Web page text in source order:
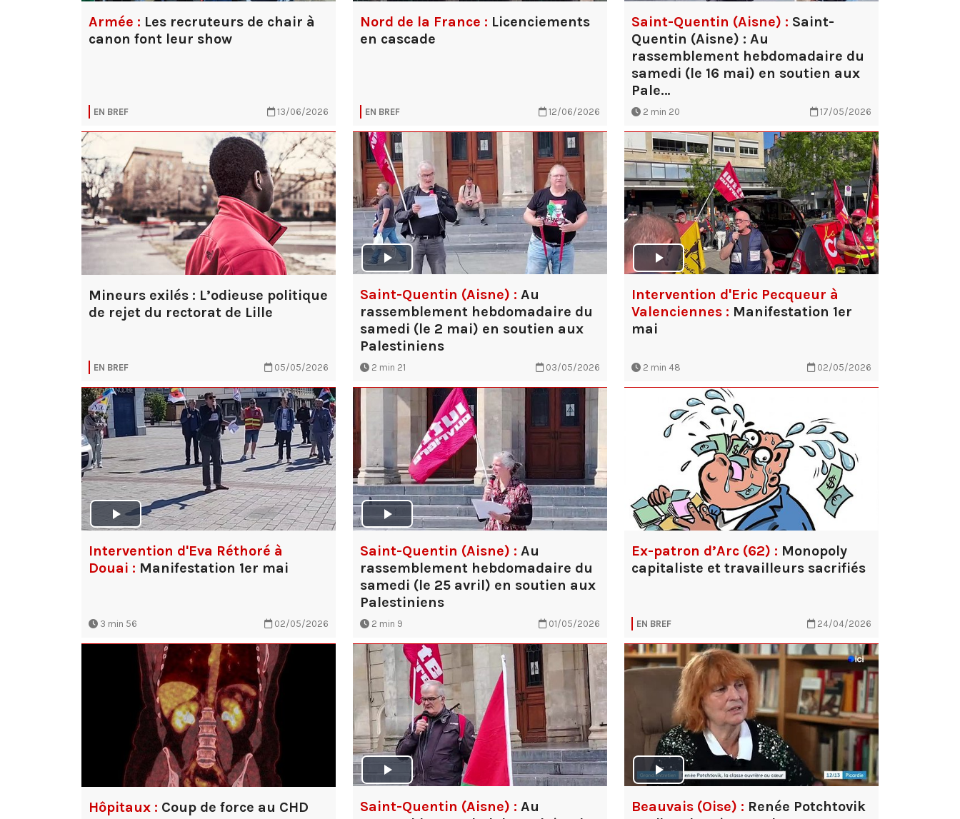
Armée : Les recruteurs de chair à
canon font leur show
EN BREF 13/06/2026
Nord de la France : Licenciements
en cascade
EN BREF 12/06/2026
Saint-Quentin (Aisne) : Saint-
Quentin (Aisne) : Au
rassemblement hebdomadaire du
samedi (le 16 mai) en soutien aux
Pale…
2 min 20 17/05/2026
Mineurs exilés : L’odieuse politique
de rejet du rectorat de Lille
EN BREF 05/05/2026
Saint-Quentin (Aisne) : Au
rassemblement hebdomadaire du
samedi (le 2 mai) en soutien aux
Palestiniens
2 min 21 03/05/2026
Intervention d'Eric Pecqueur à
Valenciennes : Manifestation 1er
mai
2 min 48 02/05/2026
Intervention d'Eva Réthoré à
Douai : Manifestation 1er mai
3 min 56 02/05/2026
Saint-Quentin (Aisne) : Au
rassemblement hebdomadaire du
samedi (le 25 avril) en soutien aux
Palestiniens
2 min 9 01/05/2026
Ex-patron d’Arc (62) : Monopoly
capitaliste et travailleurs sacrifiés
EN BREF 24/04/2026
Hôpitaux : Coup de force au CHD Saint-Quentin (Aisne) : Au
Beauvais (Oise) : Renée Potchtovik